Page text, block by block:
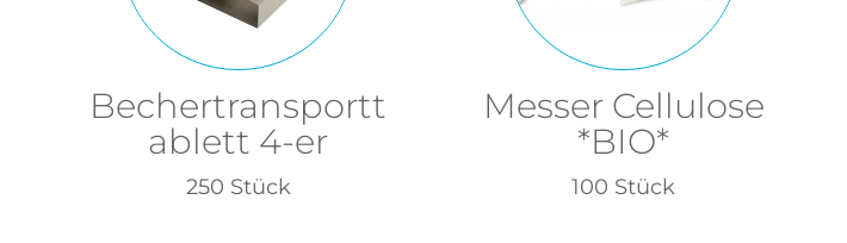
Bechertransportt
ablett 4-er
250 Stück
Messer Cellulose
*BIO*
100 Stück